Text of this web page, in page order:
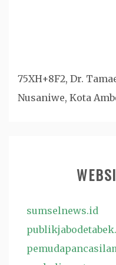
75XH+8F2, Dr.
Nusaniwe, Kota
sumselnews.id